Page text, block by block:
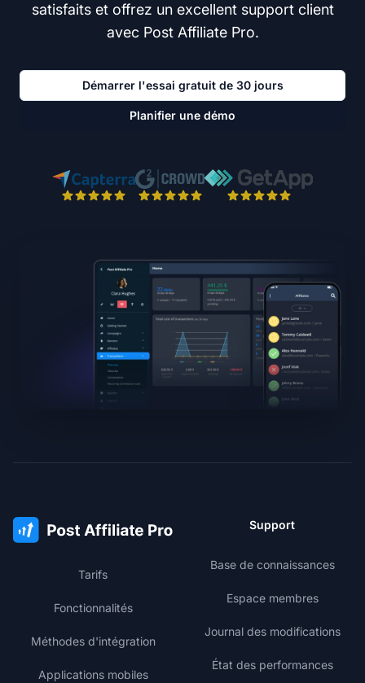
satisfaits et offrez un excellent support client
avec Post Affiliate Pro.
Démarrer l'essai gratuit de 30 jours
Planifier une démo
Tarifs
Fonctionnalités
Méthodes d'intégration
Applications mobiles
Support
Base de connaissances
Espace membres
Journal des modifications
État des performances